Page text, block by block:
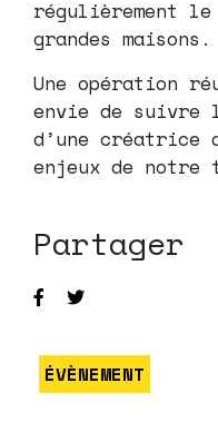
régulièrement
grandes maisons.
Une opération
envie de suivre
d’une
enjeux de notre
Partager
ÉVÈNEMENT